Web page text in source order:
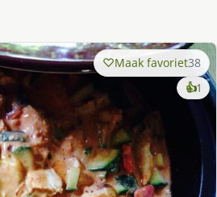
Maak favoriet38
👍1